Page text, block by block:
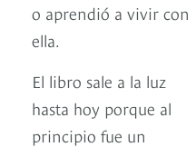
o aprendió a vivir con
ella.
El libro sale a la luz
hasta hoy porque al
principio fue un